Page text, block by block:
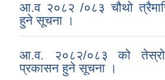
आ.व २०८२ /०८३ चौथो
हुने सूचना ।
आ.व. २०८२/०८३ को तेस्रो
प्रकासन हुने सूचना ।